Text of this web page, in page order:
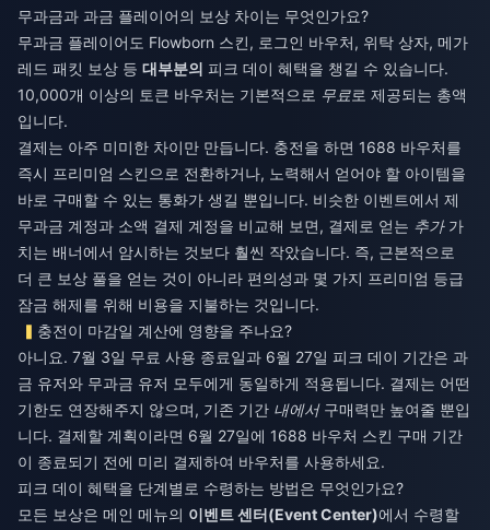
무과금과 과금 플레이어의 보상 차이는 무엇인가요?
무과금 플레이어도 Flowborn 스킨, 로그인 바우처, 위탁 상자, 메가
레드 패킷 보상 등 대부분의 피크 데이 혜택을 챙길 수 있습니다.
10,000개 이상의 토큰 바우처는 기본적으로 무료로 제공되는 총액
입니다.
결제는 아주 미미한 차이만 만듭니다. 충전을 하면 1688 바우처를
즉시 프리미엄 스킨으로 전환하거나, 노력해서 얻어야 할 아이템을
바로 구매할 수 있는 통화가 생길 뿐입니다. 비슷한 이벤트에서 제
무과금 계정과 소액 결제 계정을 비교해 보면, 결제로 얻는 추가가
치는 배너에서 암시하는 것보다 훨씬 작았습니다. 즉, 근본적으로
더 큰 보상 풀을 얻는 것이 아니라 편의성과 몇 가지 프리미엄 등급
잠금 해제를 위해 비용을 지불하는 것입니다.
충전이 마감일 계산에 영향을 주나요?
아니요. 7월 3일 무료 사용 종료일과 6월 27일 피크 데이 기간은 과
금 유저와 무과금 유저 모두에게 동일하게 적용됩니다. 결제는 어떤
기한도 연장해주지 않으며, 기존 기간 내에서구매력만 높여줄 뿐입
니다. 결제할 계획이라면 6월 27일에 1688 바우처 스킨 구매 기간
이 종료되기 전에 미리 결제하여 바우처를 사용하세요.
피크 데이 혜택을 단계별로 수령하는 방법은 무엇인가요?
모든 보상은 메인 메뉴의 이벤트 센터(Event Center)에서 수령할